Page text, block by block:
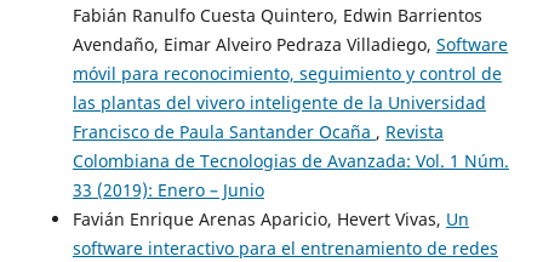
Fabián Ranulfo Cuesta Quintero, Edwin Barrientos
Avendaño, Eimar Alveiro Pedraza Villadiego, Software
móvil para reconocimiento, seguimiento y control de
las plantas del vivero inteligente de la Universidad
Francisco de Paula Santander Ocaña , Revista
Colombiana de Tecnologias de Avanzada: Vol. 1 Núm.
33 (2019): Enero – Junio
Favián Enrique Arenas Aparicio, Hevert Vivas, Un
software interactivo para el entrenamiento de redes